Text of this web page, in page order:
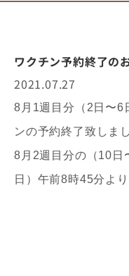
ワクチン予約終了の
2021.07.27
8月1週目分（2日〜6
ンの予約終了致しま
8月2週目分の（10日
日）午前8時45分よ